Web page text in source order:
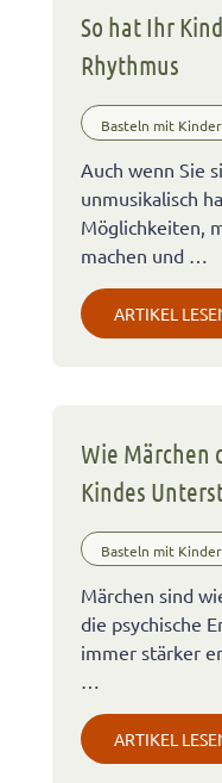
So hat Ihr
Rhythmus
Basteln mit
Auch wenn Sie
unmusikalisch
Möglichkeiten,
machen und …
ARTIKEL
Wie Märchen
Kindes
Basteln mit
Märchen sind
die psychische
immer stärker
ARTIKEL